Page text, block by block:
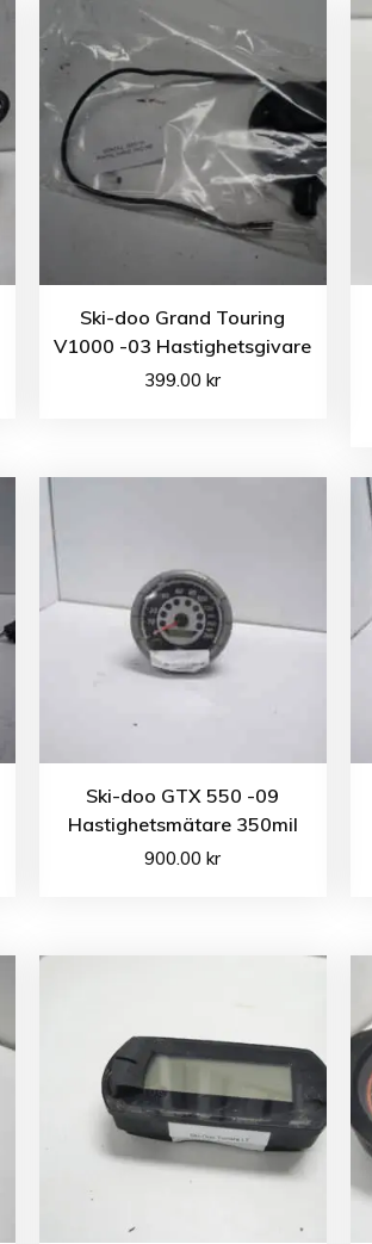
Ski-doo Grand Touring
V1000 -03 Hastighetsgivare
399.00kr
Ski-doo GTX 550 -09
Hastighetsmätare 350mil
900.00kr